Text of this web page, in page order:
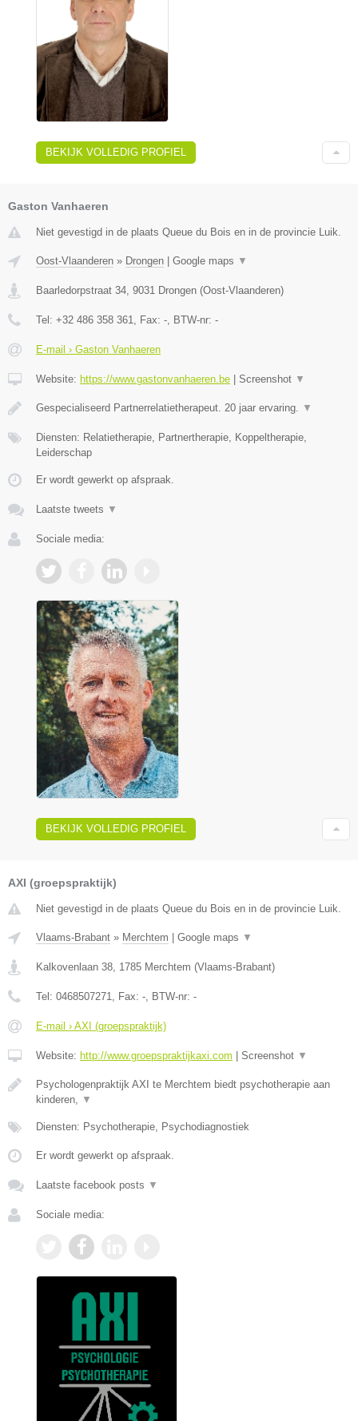
BEKIJK VOLLEDIG PROFIEL
Gaston Vanhaeren
Niet gevestigd in de plaats Queue du Bois en in de provincie Luik.
Oost-Vlaanderen » Drongen Google maps ▼
Baarledorpstraat 34, 9031 Drongen (Oost-Vlaanderen)
Tel: +32 486 358 361, Fax: -, BTW-nr: -
E-mail › Gaston Vanhaeren
Website: https://www.gastonvanhaeren.be Screenshot ▼
Gespecialiseerd Partnerrelatietherapeut. 20 jaar ervaring. ▼
Diensten: Relatietherapie, Partnertherapie, Koppeltherapie,
Leiderschap
Er wordt gewerkt op afspraak.
Laatste tweets ▼
Sociale media:
BEKIJK VOLLEDIG PROFIEL
AXI (groepspraktijk)
Niet gevestigd in de plaats Queue du Bois en in de provincie Luik.
Vlaams-Brabant » Merchtem Google maps ▼
Kalkovenlaan 38, 1785 Merchtem (Vlaams-Brabant)
Tel: 0468507271, Fax: -, BTW-nr: -
E-mail › AXI (groepspraktijk)
Website: http://www.groepspraktijkaxi.com Screenshot ▼
Psychologenpraktijk AXI te Merchtem biedt psychotherapie aan
kinderen, ▼
Diensten: Psychotherapie, Psychodiagnostiek
Er wordt gewerkt op afspraak.
Laatste facebook posts ▼
Sociale media: